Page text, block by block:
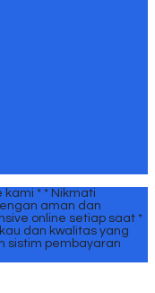
kami * * Nikmati
aman dan
online setiap saat *
dan kwalitas yang
sistim pembayaran